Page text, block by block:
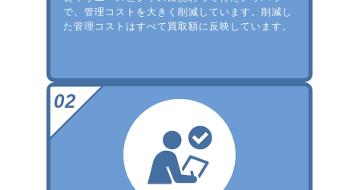
で、管理コストを大きく削減しています。削減し
た管理コストはすべて買取額に反映しています。